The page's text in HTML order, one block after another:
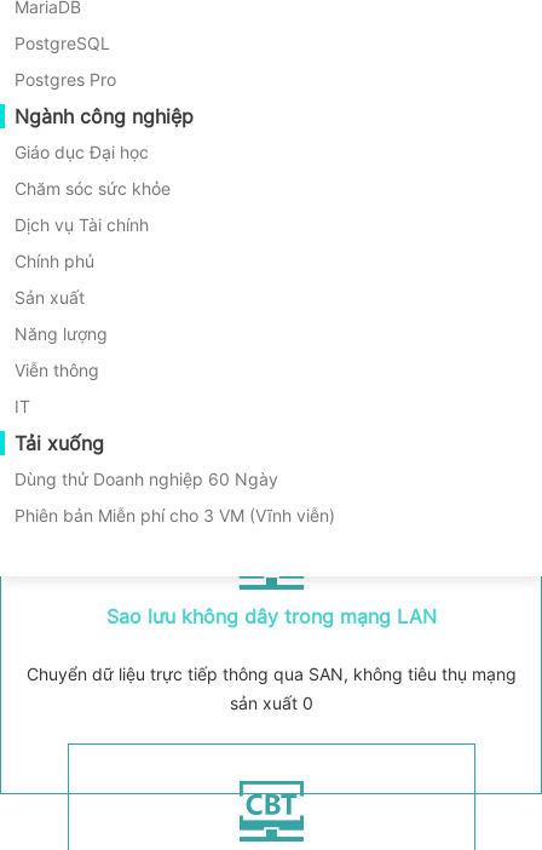
MariaDB
PostgreSQL
Postgres Pro
Ngành công nghiệp
Giáo dục Đại học
Chăm sóc sức khỏe
Dịch vụ Tài chính
Chính phủ
Sản xuất
Năng lượng
Viễn thông
IT
Tải xuống
Dùng thử Doanh nghiệp 60 Ngày
Phiên bản Miễn phí cho 3 VM (Vĩnh viễn)
Sao lưu VM tự động
Sao lưu không dây trong mạng LAN
Chuyển dữ liệu trực tiếp thông qua SAN, không tiêu thụ mạng
sản xuất 0